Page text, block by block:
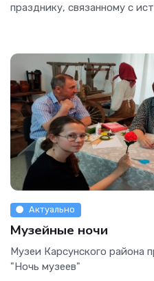
празднику, связанному с
Актуально
Музейные ночи
Музеи Карсунского района
"Ночь музеев"